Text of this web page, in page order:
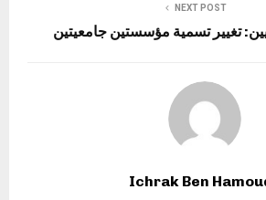
NEXT POST
تغيير تسمية مؤسستين جامعيتين
Ichrak Ben